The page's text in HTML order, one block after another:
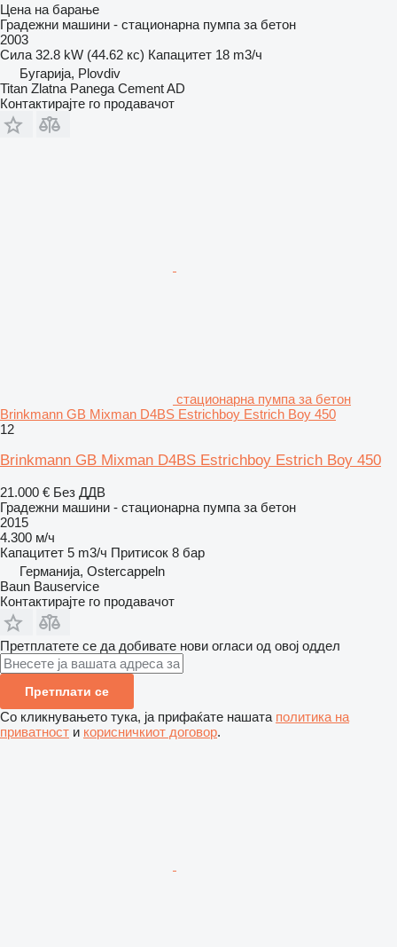
Цена на барање
Градежни машини - стационарна пумпа за бетон
2003
Сила 32.8 kW (44.62 кс) Капацитет 18 m3/ч
Бугарија, Plovdiv
Titan Zlatna Panega Cement AD
Контактирајте го продавачот
стационарна пумпа за бетон
Brinkmann GB Mixman D4BS Estrichboy Estrich Boy 450
12
Brinkmann GB Mixman D4BS Estrichboy Estrich Boy 450
21.000 € Без ДДВ
Градежни машини - стационарна пумпа за бетон
2015
4.300 м/ч
Капацитет 5 m3/ч Притисок 8 бар
Германија, Ostercappeln
Baun Bauservice
Контактирајте го продавачот
Претплатете се да добивате нови огласи од овој оддел
Претплати се
Со кликнувањето тука, ја прифаќате нашата политика на
приватност и корисничкиот договор.